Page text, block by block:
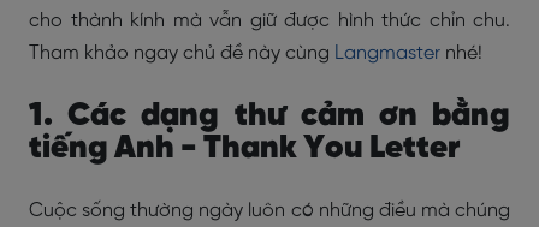
cho thành kính mà vẫn giữ được hình thức chỉn chu.
Tham khảo ngay chủ đề này cùng Langmaster nhé!
1. Các dạng thư cảm ơn bằng
tiếng Anh - Thank You Letter
Cuộc sống thường ngày luôn có những điều mà chúng